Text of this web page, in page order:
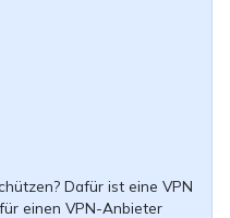
Dafür ist eine VPN
einen VPN-Anbieter